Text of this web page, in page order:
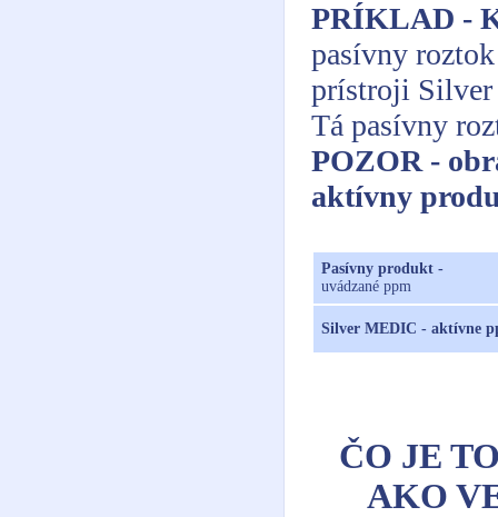
PRÍKLAD -
pasívny
prístroji
Tá pasívny
POZOR -
aktívny
Pasívny produkt -
uvádzané ppm
Silver MEDIC - aktívne
ČO JE
AKO